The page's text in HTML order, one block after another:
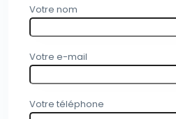
Votre nom
Votre e-mail
Votre téléphone